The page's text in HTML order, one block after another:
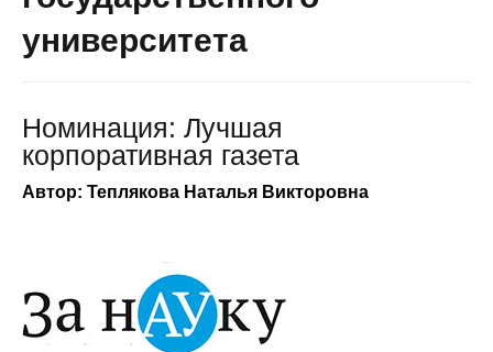
университета
Номинация: Лучшая
корпоративная газета
Автор: Теплякова Наталья Викторовна